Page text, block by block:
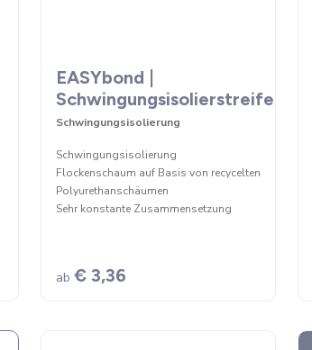
EASYbond |
Schwingungsisolierstreifen
Schwingungsisolierung
Schwingungsisolierung
Flockenschaum auf Basis von recycelten
Polyurethanschäumen
Sehr konstante Zusammensetzung
ab € 3,36